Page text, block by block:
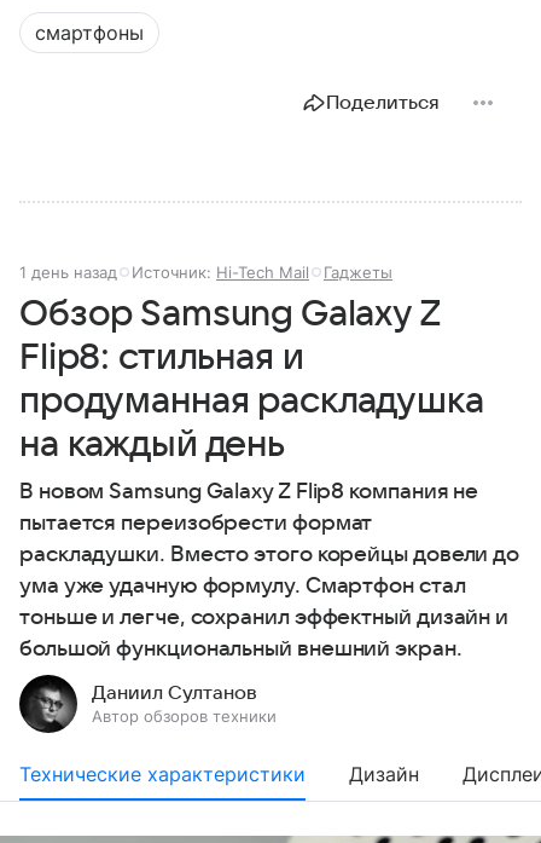
смартфоны
Поделиться
1 день назад Источник: Hi-Tech Mail Гаджеты
Обзор Samsung Galaxy Z
Flip8: стильная и
продуманная раскладушка
на каждый день
В новом Samsung Galaxy Z Flip8 компания не
пытается переизобрести формат
раскладушки. Вместо этого корейцы довели до
ума уже удачную формулу. Смартфон стал
тоньше и легче, сохранил эффектный дизайн и
большой функциональный внешний экран.
Даниил Султанов
Автор обзоров техники
Технические характеристики Дизайн